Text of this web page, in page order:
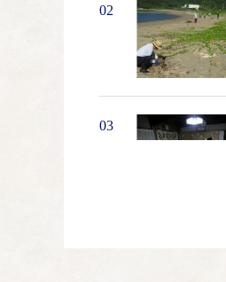
02
03